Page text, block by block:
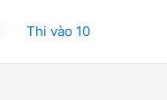
Thi vào 10